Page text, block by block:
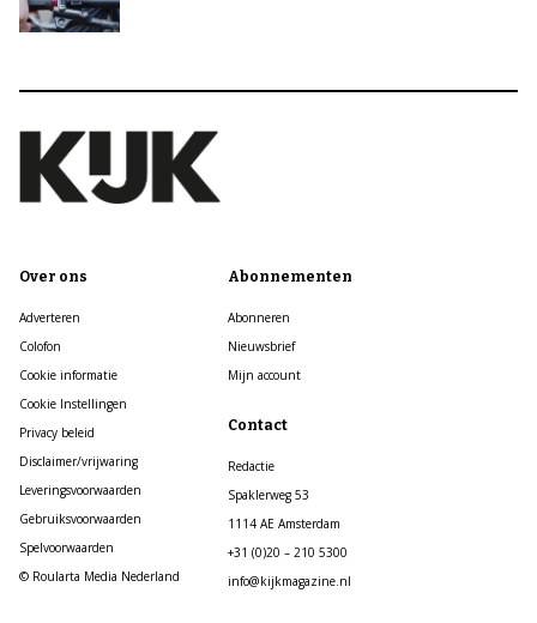
Over ons
Adverteren
Colofon
Cookie informatie
Cookie Instellingen
Privacy beleid
Disclaimer/vrijwaring
Leveringsvoorwaarden
Gebruiksvoorwaarden
Spelvoorwaarden
© Roularta Media Nederland
Abonnementen
Abonneren
Nieuwsbrief
Mijn account
Contact
Redactie
Spaklerweg 53
1114 AE Amsterdam
+31 (0)20 – 210 5300
info@kijkmagazine.nl